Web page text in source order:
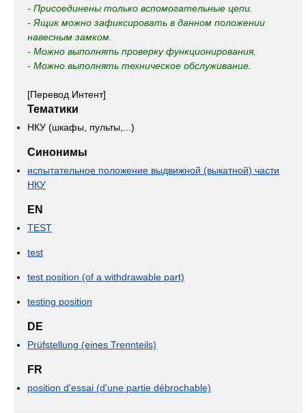
- Присоединены только вспомогательные цепи.
- Ящик можно зафиксировать в данном положении
навесным замком.
- Можно выполнять проверку функционирования.
- Можно выполнять техническое обслуживание.
[Перевод Интент]
Тематики
НКУ (шкафы, пульты,...)
Синонимы
испытательное положение выдвижной (выкатной) части
НКУ
EN
TEST
test
test position (of a withdrawable part)
testing position
DE
Prüfstellung (eines Trennteils)
FR
position d'essai (d'une partie débrochable)